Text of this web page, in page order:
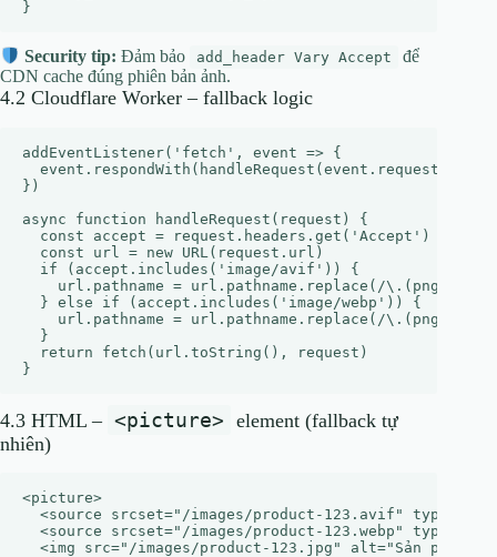
Security tip: Đảm bảo add_header Vary Accept
để
CDN cache đúng phiên bản ảnh.
4.2 Cloudflare Worker – fallback logic
addEventListener('fetch', event => {
  event.respondWith(handleRequest(event.request))
})
async function handleRequest(request) {
  const accept = request.headers.get('Accept') || ''
  const url = new URL(request.url)
  if (accept.includes('image/avif')) {
url.pathname = url.pathname.replace(/
  } else if (accept.includes('image/webp')) {
url.pathname = url.pathname.replace(/
  }
  return fetch(url.toString(), request)
4.3 HTML – <picture> element (fallback tự
nhiên)
<picture>
<source srcset="/images/product-123.avif"
<source srcset="/images/product-123.webp"
<img src="/images/product-123.jpg" alt="Sản phẩm